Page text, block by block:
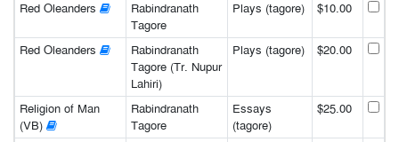
Red Oleanders
Rabindranath
Tagore
Plays (tagore) $10.00
Red Oleanders
Rabindranath
Tagore (Tr. Nupur
Lahiri)
Plays (tagore) $20.00
Religion of Man
(VB)
Rabindranath
Tagore
Essays
(tagore)
$25.00